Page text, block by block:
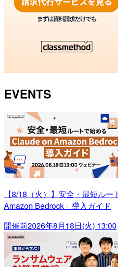
EVENTS
【8/18（火）】安全・最短ル
Amazon Bedrock」導入ガイド
開催前2026年8月18日(火) 13:00